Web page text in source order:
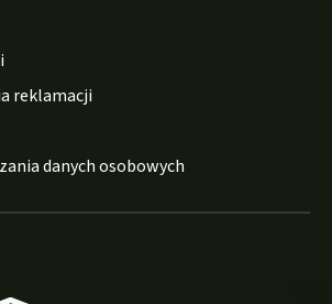
reklamacji
danych osobowych